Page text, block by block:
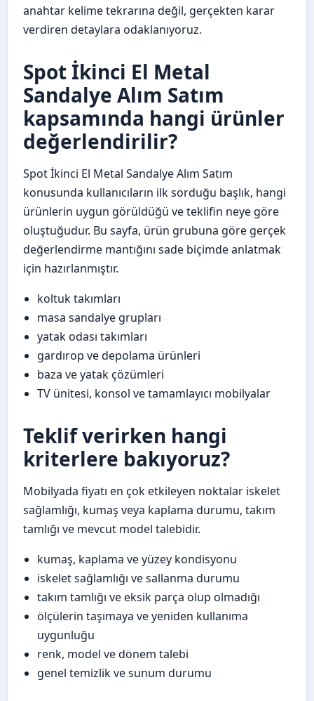
anahtar kelime tekrarına değil, gerçekten karar
verdiren detaylara odaklanıyoruz.
Spot İkinci El Metal
Sandalye Alım Satım
kapsamında hangi ürünler
değerlendirilir?
Spot İkinci El Metal Sandalye Alım Satım
konusunda kullanıcıların ilk sorduğu başlık, hangi
ürünlerin uygun görüldüğü ve teklifin neye göre
oluştuğudur. Bu sayfa, ürün grubuna göre gerçek
değerlendirme mantığını sade biçimde anlatmak
için hazırlanmıştır.
koltuk takımları
masa sandalye grupları
yatak odası takımları
gardırop ve depolama ürünleri
baza ve yatak çözümleri
TV ünitesi, konsol ve tamamlayıcı mobilyalar
Teklif verirken hangi
kriterlere bakıyoruz?
Mobilyada fiyatı en çok etkileyen noktalar iskelet
sağlamlığı, kumaş veya kaplama durumu, takım
tamlığı ve mevcut model talebidir.
kumaş, kaplama ve yüzey kondisyonu
iskelet sağlamlığı ve sallanma durumu
takım tamlığı ve eksik parça olup olmadığı
ölçülerin taşımaya ve yeniden kullanıma
uygunluğu
renk, model ve dönem talebi
genel temizlik ve sunum durumu